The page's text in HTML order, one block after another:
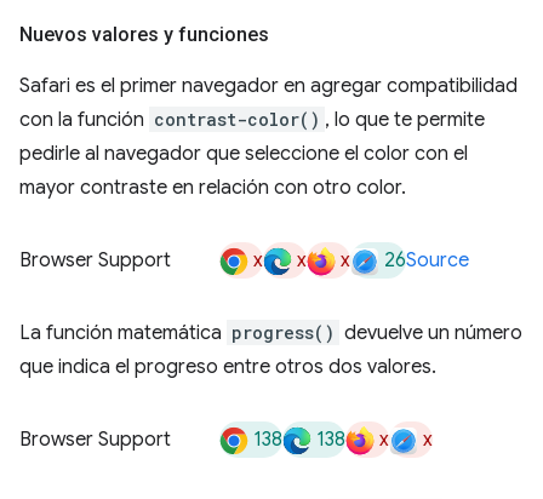
Nuevos valores y funciones
Safari es el primer navegador en agregar compatibilidad
con la función contrast-color() , lo que te permite
pedirle al navegador que seleccione el color con el
mayor contraste en relación con otro color.
Browser Support x x x 26Source
La función matemática progress() devuelve un número
que indica el progreso entre otros dos valores.
Browser Support 138 138 x x